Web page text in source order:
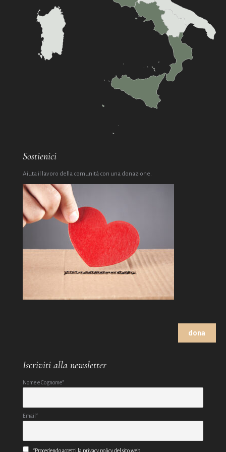
Sostienici
Aiuta il lavoro della comunità con una donazione.
dona
Iscriviti alla newsletter
Nome e Cognome*
Email*
*Procedendo accetti la privacy policy del sito web